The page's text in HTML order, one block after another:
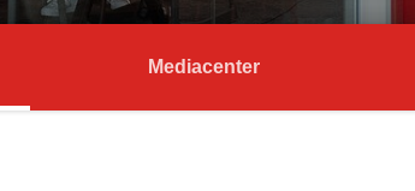
Mediacenter